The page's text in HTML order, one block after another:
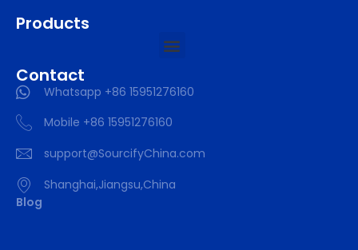
Products
Contact
Whatsapp +86 15951276160
Mobile +86 15951276160
support@SourcifyChina.com
Shanghai,Jiangsu,China
Blog